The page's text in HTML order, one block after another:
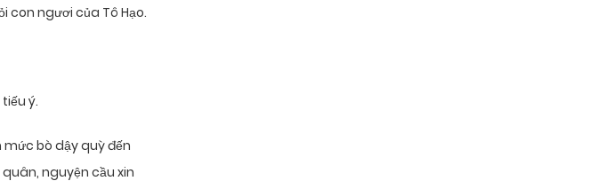
con ngươi của Tô Hạo.
ý.
mức bò dậy quỳ đến
nguyện cầu xin